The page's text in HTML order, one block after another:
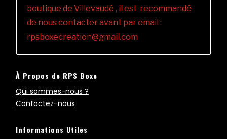
boutique de Villevaudé , il est recommandé
de nous contacter avant par email :
rpsboxecreation@gmail.com
À Propos de RPS Boxe
Qui sommes-nous ?
Contactez-nous
Informations Utiles